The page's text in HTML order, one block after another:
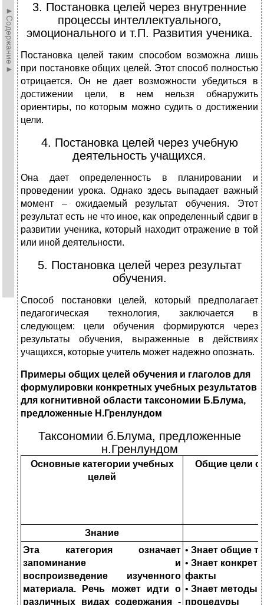
►Содержание►
3. Постановка целей через внутренние
процессы интеллектуального,
эмоционального и т.П. Развития ученика.
Постановка целей таким способом возможна лишь
при постановке общих целей. Этот способ полностью
отрицается. Он не дает возможности убедиться в
достижении цели, в нем нельзя обнаружить
ориентиры, по которым можно судить о достижении
цели.
4. Постановка целей через учебную
деятельность учащихся.
Она дает определенность в планировании и
проведении урока. Однако здесь выпадает важный
момент – ожидаемый результат обучения. Этот
результат есть не что иное, как определенный сдвиг в
развитии ученика, который находит отражение в той
или иной деятельности.
5. Постановка целей через результат
обучения.
Способ постановки целей, который предполагает
педагогическая технология, заключается в
следующем: цели обучения формируются через
результаты обучения, выраженные в действиях
учащихся, которые учитель может надежно опознать.
Примеры общих целей обучения и глаголов для
формулировки конкретных учебных результатов
для когнитивной области таксономии Б.Блума,
предложенные Н.Гренлундом
Таксономии б.Блума, предложенные
н.Гренлундом
Основные категории учебных
целей
Общие цели
Знание
Эта категория означает
запоминание и
воспроизведение изученного
материала. Речь может идти о
различных видах содержания -
• Знает общие
• Знает
факты
• Знает методы
процедуры